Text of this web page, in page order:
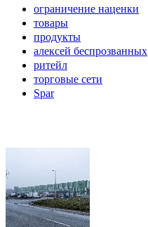
ограничение наценки
товары
продукты
алексей беспрозванных
ритейл
торговые сети
Spar